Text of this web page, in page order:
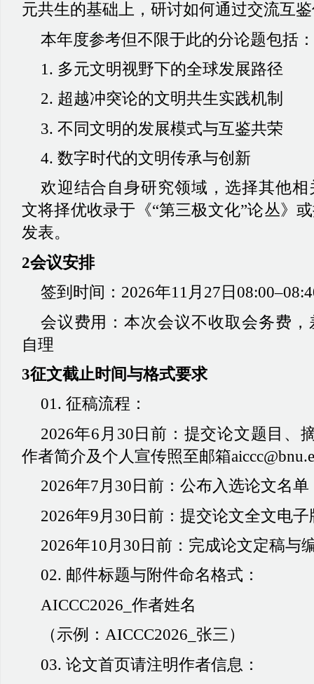
元共生的基础上，研讨如何通过交流互
本年度参考但不限于此的分论题包括：
1. 多元文明视野下的全球发展路径
2. 超越冲突论的文明共生实践机制
3. 不同文明的发展模式与互鉴共荣
4. 数字时代的文明传承与创新
欢迎结合自身研究领域，选择其他
文将择优收录于《“第三极文化”论丛》
发表。
2会议安排
签到时间： 2026年11月27日
会议费用：本次会议不收取会务费
自理
3征文截止时间与格式要求
01. 征稿流程：
2026年6月30日前：提交论文题目、
作者简介及个人宣传照至邮箱
2026年7月30日前：公布入选论文名
2026年9月30日前：提交论文全文电子
2026年10月30日前：完成论文定稿与
02. 邮件标题与附件命名格式：
AICCC2026_作者姓名
（示例： AICCC2026_张三）
03. 论文首页请注明作者信息：